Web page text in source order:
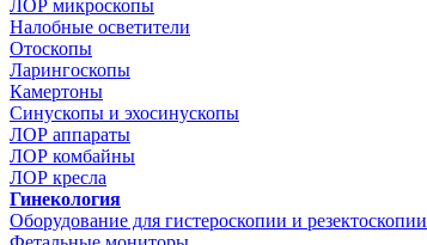
ЛОР микроскопы
Налобные осветители
Отоскопы
Ларингоскопы
Камертоны
Синускопы и эхосинускопы
ЛОР аппараты
ЛОР комбайны
ЛОР кресла
Гинекология
Оборудование для гистероскопии и резектоскопии